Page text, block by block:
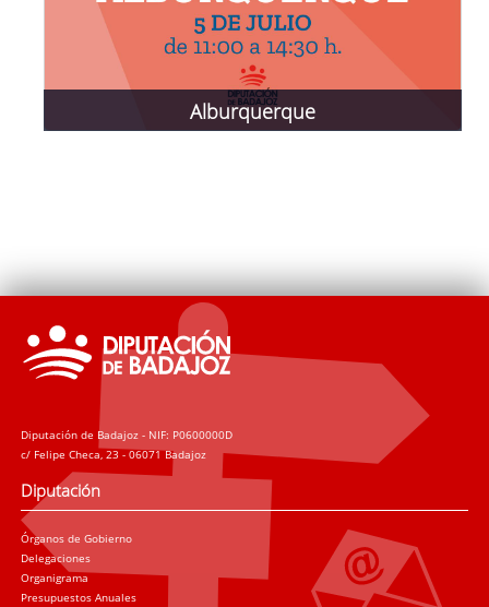
Alburquerque
Diputación de Badajoz - NIF: P0600000D
c/ Felipe Checa, 23 - 06071 Badajoz
Diputación
Órganos de Gobierno
Delegaciones
Organigrama
Presupuestos Anuales